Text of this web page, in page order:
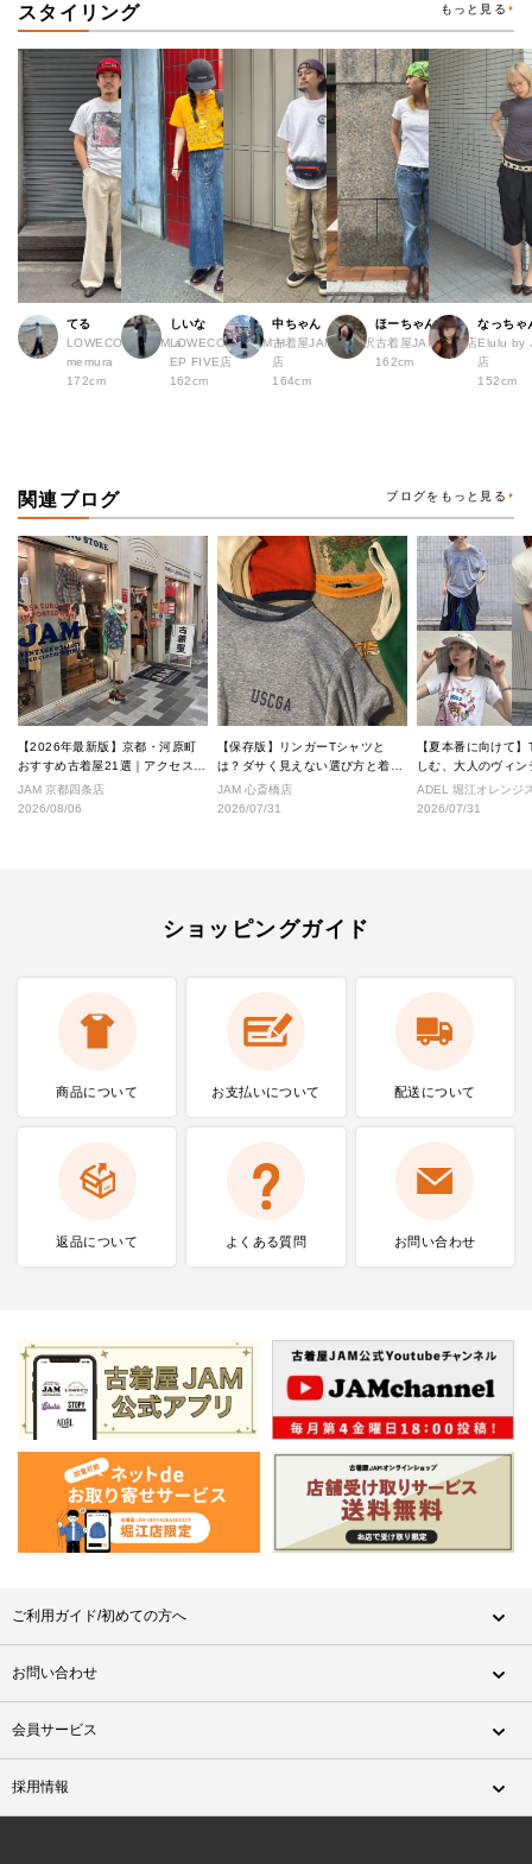
スタイリング もっと見る
てる
LOWECO by JAM a
memura
172cm
しいな
LOWECO by JAM H
EP FIVE店
162cm
中ちゃん
古着屋JAM 下北沢
店
164cm
ほーちゃん
古着屋JAM 広島店
162cm
なっちゃ
Elulu by
店
152cm
関連ブログ ブログをもっと見る
【2026年最新版】京都・河原町
おすすめ古着屋21選｜アクセス良
好な絶対行くべきショップ厳選！
JAM 京都四条店
2026/08/06
【保存版】リンガーTシャツと
は？ダサく見えない選び方と着こ
なし完全ガイド
JAM 心斎橋店
2026/07/31
【夏本番に向けて
しむ、大人のヴィ
ル
ADEL 堀江オレンジ
2026/07/31
ショッピングガイド
商品について お支払いについて 配送について
返品について よくある質問 お問い合わせ
ご利用ガイド/初めての方へ
お問い合わせ
会員サービス
採用情報